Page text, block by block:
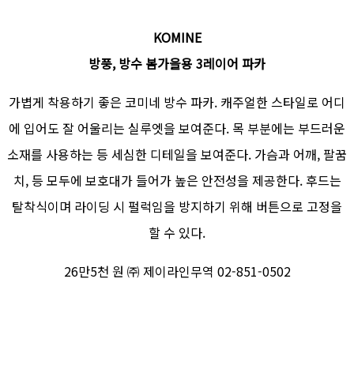
KOMINE
방풍, 방수 봄가을용 3레이어 파카
가볍게 착용하기 좋은 코미네 방수 파카. 캐주얼한 스타일로 어디
에 입어도 잘 어울리는 실루엣을 보여준다. 목 부분에는 부드러운
소재를 사용하는 등 세심한 디테일을 보여준다. 가슴과 어깨, 팔꿈
치, 등 모두에 보호대가 들어가 높은 안전성을 제공한다. 후드는
탈착식이며 라이딩 시 펄럭임을 방지하기 위해 버튼으로 고정을
할 수 있다.
26만5천 원 ㈜ 제이라인무역 02-851-0502